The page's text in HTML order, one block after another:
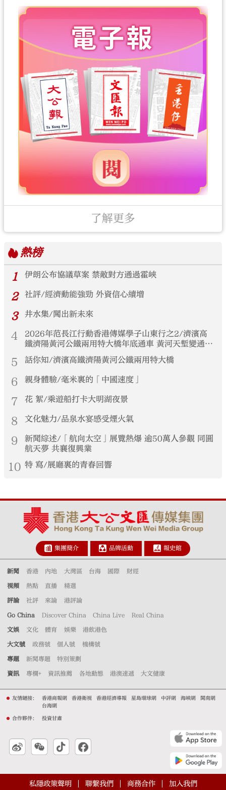
了解更多
熱榜
1
伊朗公布協議草案 禁敵對方通過霍峽
2 社評/經濟動能強勁 外資信心續增
3 井水集/闖出新未來
4
2026年范長江行動香港傳媒學子山東行之2/濟濱高
鐵濟陽黃河公鐵兩用特大橋年底通車 黃河天塹變通途
港生見證大國基建實力
5 話你知/濟濱高鐵濟陽黃河公鐵兩用特大橋
6 親身體驗/毫米裏的「中國速度」
7 花 絮/乘遊船打卡大明湖夜景
8 文化魅力/品泉水宴感受煙火氣
9
新聞綜述/「航向太空」展覽熱爆 逾50萬人參觀 同圓
航天夢 共襄復興業
10 特 寫/展廳裏的青春回響
集團簡介 品牌活動 報史館
新聞 香港 內地 大灣區 台海 國際 財經
視頻 熱點 直播 精選
評論 社評 來論 港評論
Go China Discover China China Live Real China
文娛 文化 體育 娛樂 港飲港色
大文號 政務號 個人號 機構號
專題 新聞專題 特別策劃
資訊 專欄+ 資訊推薦 各地動態 港澳速遞 大文健康
友情鏈接： 香港商報網 香港衛視 香港經濟導報 星島環球網 中評網 海峽網
閩南網
台海網
合作夥伴： 投資甘肅
私隱政策聲明 聯繫我們 商務合作 加入我們